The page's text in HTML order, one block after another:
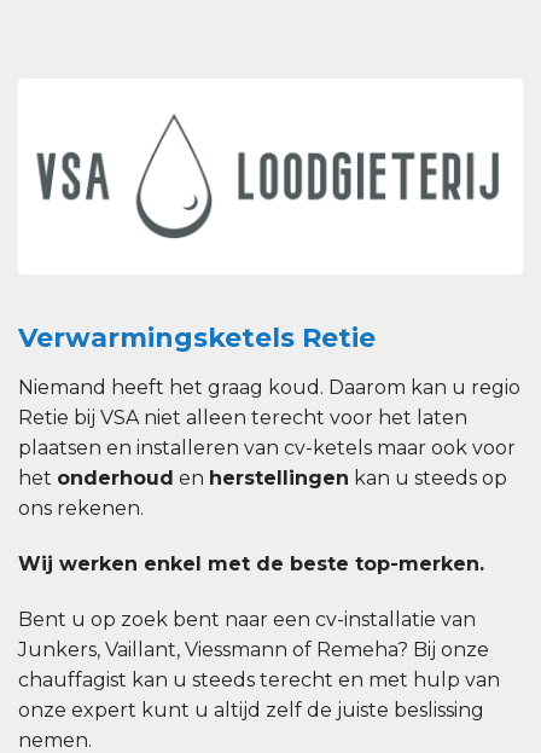
Verwarmingsketels Retie
Niemand heeft het graag koud. Daarom kan u regio
Retie bij VSA niet alleen terecht voor het laten
plaatsen en installeren van cv-ketels maar ook voor
het onderhoud en herstellingen kan u steeds op
ons rekenen.
Wij werken enkel met de beste top-merken.
Bent u op zoek bent naar een cv-installatie van
Junkers, Vaillant, Viessmann of Remeha? Bij onze
chauffagist kan u steeds terecht en met hulp van
onze expert kunt u altijd zelf de juiste beslissing
nemen.